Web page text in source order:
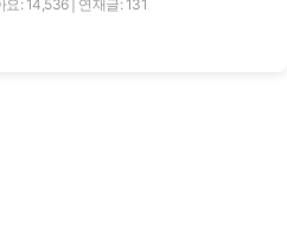
요: 14,536 연재글: 131